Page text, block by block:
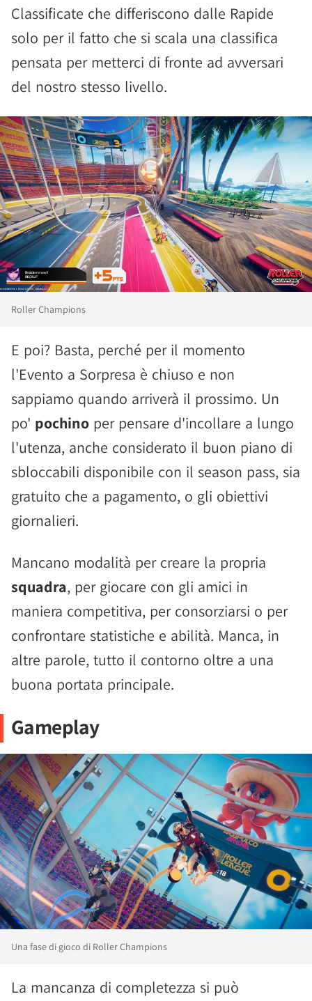
Classificate che differiscono dalle Rapide
solo per il fatto che si scala una classifica
pensata per metterci di fronte ad avversari
del nostro stesso livello.
Roller Champions
E poi? Basta, perché per il momento
l'Evento a Sorpresa è chiuso e non
sappiamo quando arriverà il prossimo. Un
po' pochino per pensare d'incollare a lungo
l'utenza, anche considerato il buon piano di
sbloccabili disponibile con il season pass, sia
gratuito che a pagamento, o gli obiettivi
giornalieri.
Mancano modalità per creare la propria
squadra, per giocare con gli amici in
maniera competitiva, per consorziarsi o per
confrontare statistiche e abilità. Manca, in
altre parole, tutto il contorno oltre a una
buona portata principale.
Gameplay
Una fase di gioco di Roller Champions
La mancanza di completezza si può